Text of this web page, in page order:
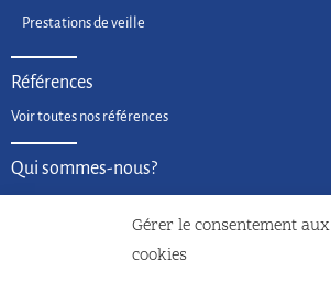
Gérer le consentement aux
cookies
Prestations de veille
Références
Voir toutes nos références
Qui sommes-nous?